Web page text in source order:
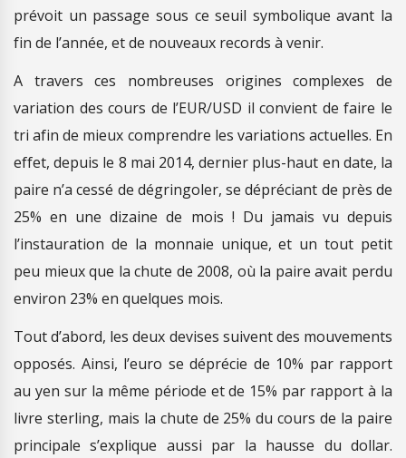
prévoit un passage sous ce seuil symbolique avant la
fin de l’année, et de nouveaux records à venir.
A travers ces nombreuses origines complexes de
variation des cours de l’EUR/USD il convient de faire le
tri afin de mieux comprendre les variations actuelles. En
effet, depuis le 8 mai 2014, dernier plus-haut en date, la
paire n’a cessé de dégringoler, se dépréciant de près de
25% en une dizaine de mois ! Du jamais vu depuis
l’instauration de la monnaie unique, et un tout petit
peu mieux que la chute de 2008, où la paire avait perdu
environ 23% en quelques mois.
Tout d’abord, les deux devises suivent des mouvements
opposés. Ainsi, l’euro se déprécie de 10% par rapport
au yen sur la même période et de 15% par rapport à la
livre sterling, mais la chute de 25% du cours de la paire
principale s’explique aussi par la hausse du dollar.